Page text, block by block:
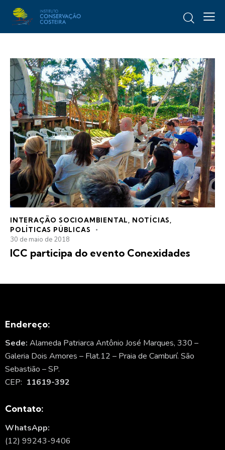
INTERAÇÃO SOCIOAMBIENTAL NOTÍCIAS
POLÍTICAS PÚBLICAS
30 de maio de 2018
ICC participa do evento Conexidades
Endereço:
Sede: Alameda Patriarca Antônio José Marques, 330 –
Galeria Dois Amores – Flat.12 – Praia de Camburí. São
Sebastião – SP.
CEP: 11619-392
Contato:
WhatsApp:
(12) 99243-9406